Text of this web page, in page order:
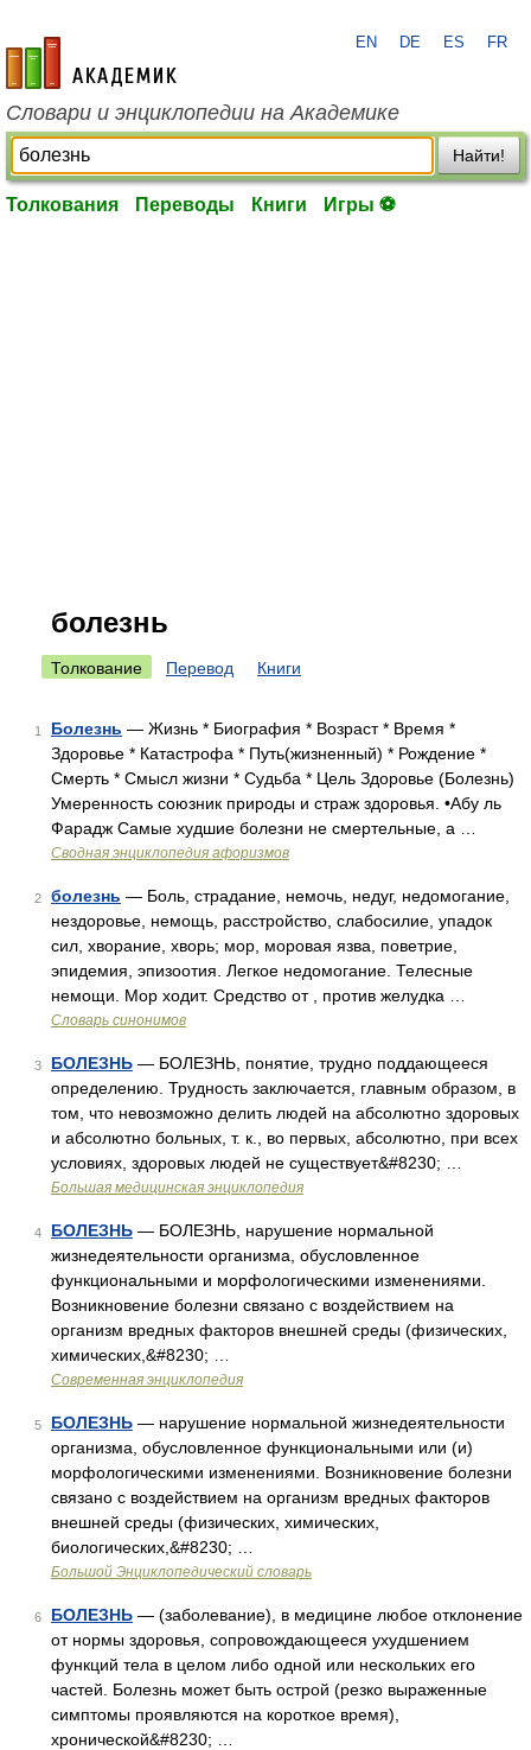
academic.ru
EN DE ES FR
Словари и энциклопедии на Академике
Найти!
Толкования Переводы Книги Игры ⚽
болезнь
Толкование Перевод Книги
1 Болезнь — Жизнь * Биография * Возраст * Время *
Здоровье * Катастрофа * Путь(жизненный) * Рождение *
Смерть * Смысл жизни * Судьба * Цель Здоровье (Болезнь)
Умеренность союзник природы и страж здоровья. •Абу ль
Фарадж Самые худшие болезни не смертельные, а …
Сводная энциклопедия афоризмов
2 болезнь — Боль, страдание, немочь, недуг, недомогание,
нездоровье, немощь, расстройство, слабосилие, упадок
сил, хворание, хворь; мор, моровая язва, поветрие,
эпидемия, эпизоотия. Легкое недомогание. Телесные
немощи. Мор ходит. Средство от , против желудка …
Словарь синонимов
3 БОЛЕЗНЬ — БОЛЕЗНЬ, понятие, трудно поддающееся
определению. Трудность заключается, главным образом, в
том, что невозможно делить людей на абсолютно здоровых
и абсолютно больных, т. к., во первых, абсолютно, при всех
условиях, здоровых людей не существует&#8230; …
Большая медицинская энциклопедия
4 БОЛЕЗНЬ — БОЛЕЗНЬ, нарушение нормальной
жизнедеятельности организма, обусловленное
функциональными и морфологическими изменениями.
Возникновение болезни связано с воздействием на
организм вредных факторов внешней среды (физических,
химических,&#8230; …
Современная энциклопедия
5 БОЛЕЗНЬ — нарушение нормальной жизнедеятельности
организма, обусловленное функциональными или (и)
морфологическими изменениями. Возникновение болезни
связано с воздействием на организм вредных факторов
внешней среды (физических, химических,
биологических,&#8230; …
Большой Энциклопедический словарь
6 БОЛЕЗНЬ — (заболевание), в медицине любое отклонение
от нормы здоровья, сопровождающееся ухудшением
функций тела в целом либо одной или нескольких его
частей. Болезнь может быть острой (резко выраженные
симптомы проявляются на короткое время),
хронической&#8230; …